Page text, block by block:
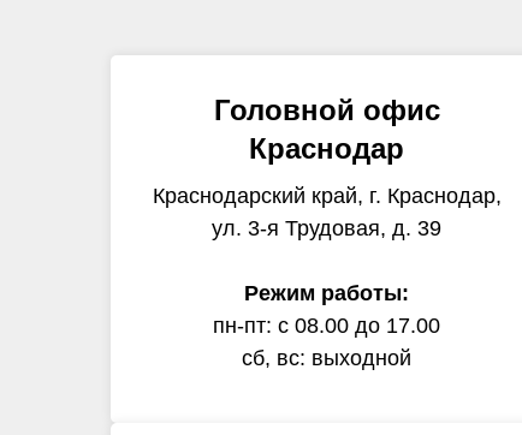
Головной офис
Краснодар
Краснодарский край, г. Краснодар,
ул. 3-я Трудовая, д. 39
Режим работы:
пн-пт: с 08.00 до 17.00
сб, вс: выходной